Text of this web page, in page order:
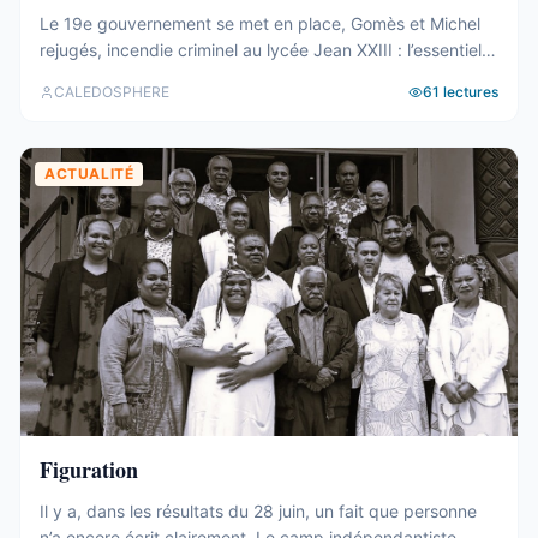
Le 19e gouvernement se met en place, Gomès et Michel
rejugés, incendie criminel au lycée Jean XXIII : l’essentiel
CALEDOSPHERE 61 lectures
ACTUALITÉ
Figuration
Il y a, dans les résultats du 28 juin, un fait que personne